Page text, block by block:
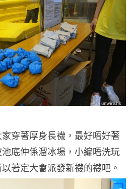
穿著厚身長襪，最好唔好著
底仲係溜冰場，小編唔洗玩
著定大會派發新襪的襪吧。